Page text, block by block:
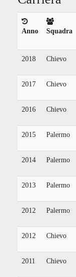
Anno Squadra
2018 Chievo
2017 Chievo
2016 Chievo
2015 Palermo
2014 Palermo
2013 Palermo
2012 Palermo
2012 Chievo
2011 Chievo